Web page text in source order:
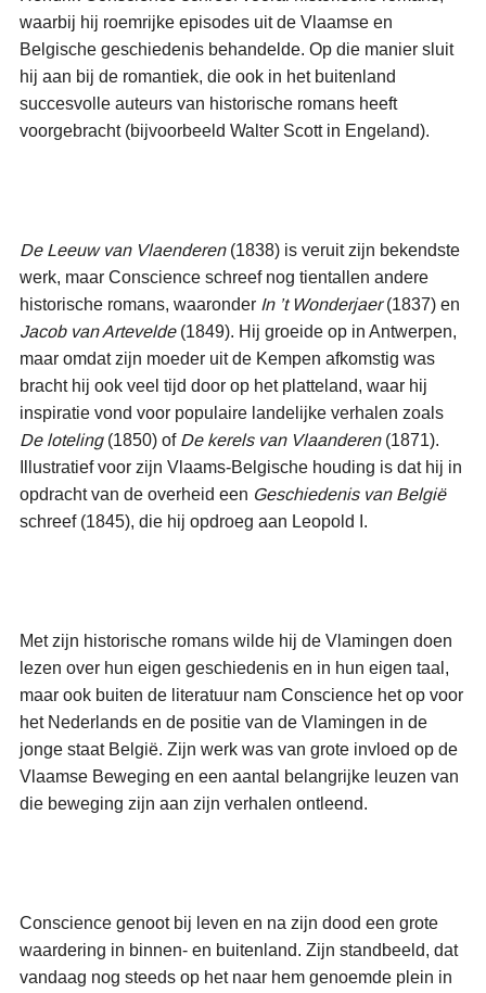
waarbij hij roemrijke episodes uit de Vlaamse en
Belgische geschiedenis behandelde. Op die manier sluit
hij aan bij de romantiek, die ook in het buitenland
succesvolle auteurs van historische romans heeft
voorgebracht (bijvoorbeeld Walter Scott in Engeland).
De Leeuw van Vlaenderen(1838) is veruit zijn bekendste
werk, maar Conscience schreef nog tientallen andere
historische romans, waaronder In ’t Wonderjaer(1837) en
Jacob van Artevelde(1849). Hij groeide op in Antwerpen,
maar omdat zijn moeder uit de Kempen afkomstig was
bracht hij ook veel tijd door op het platteland, waar hij
inspiratie vond voor populaire landelijke verhalen zoals
De loteling(1850) of De kerels van Vlaanderen(1871).
Illustratief voor zijn Vlaams-Belgische houding is dat hij in
opdracht van de overheid een Geschiedenis van België
schreef (1845), die hij opdroeg aan Leopold I.
Met zijn historische romans wilde hij de Vlamingen doen
lezen over hun eigen geschiedenis en in hun eigen taal,
maar ook buiten de literatuur nam Conscience het op voor
het Nederlands en de positie van de Vlamingen in de
jonge staat België. Zijn werk was van grote invloed op de
Vlaamse Beweging en een aantal belangrijke leuzen van
die beweging zijn aan zijn verhalen ontleend.
Conscience genoot bij leven en na zijn dood een grote
waardering in binnen- en buitenland. Zijn standbeeld, dat
vandaag nog steeds op het naar hem genoemde plein in